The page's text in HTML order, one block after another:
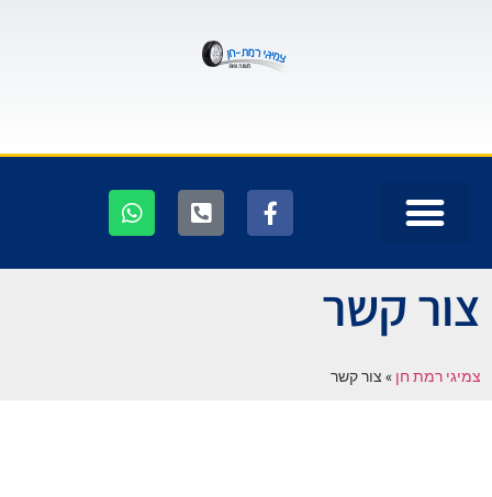
צור קשר
צמיגי רמת חן » צור קשר